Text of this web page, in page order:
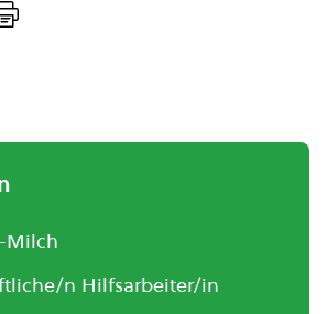
Milch
n Hilfsarbeiter/in